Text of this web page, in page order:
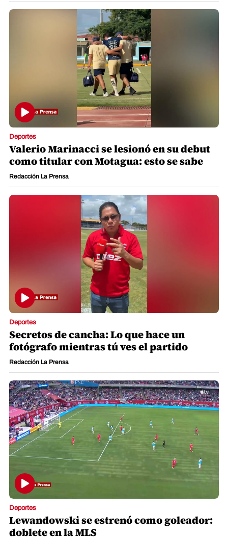
Deportes
Valerio Marinacci se lesionó en su debut
como titular con Motagua: esto se sabe
Redacción La Prensa
Deportes
Secretos de cancha: Lo que hace un
fotógrafo mientras tú ves el partido
Redacción La Prensa
Deportes
Lewandowski se estrenó como goleador:
doblete en la MLS